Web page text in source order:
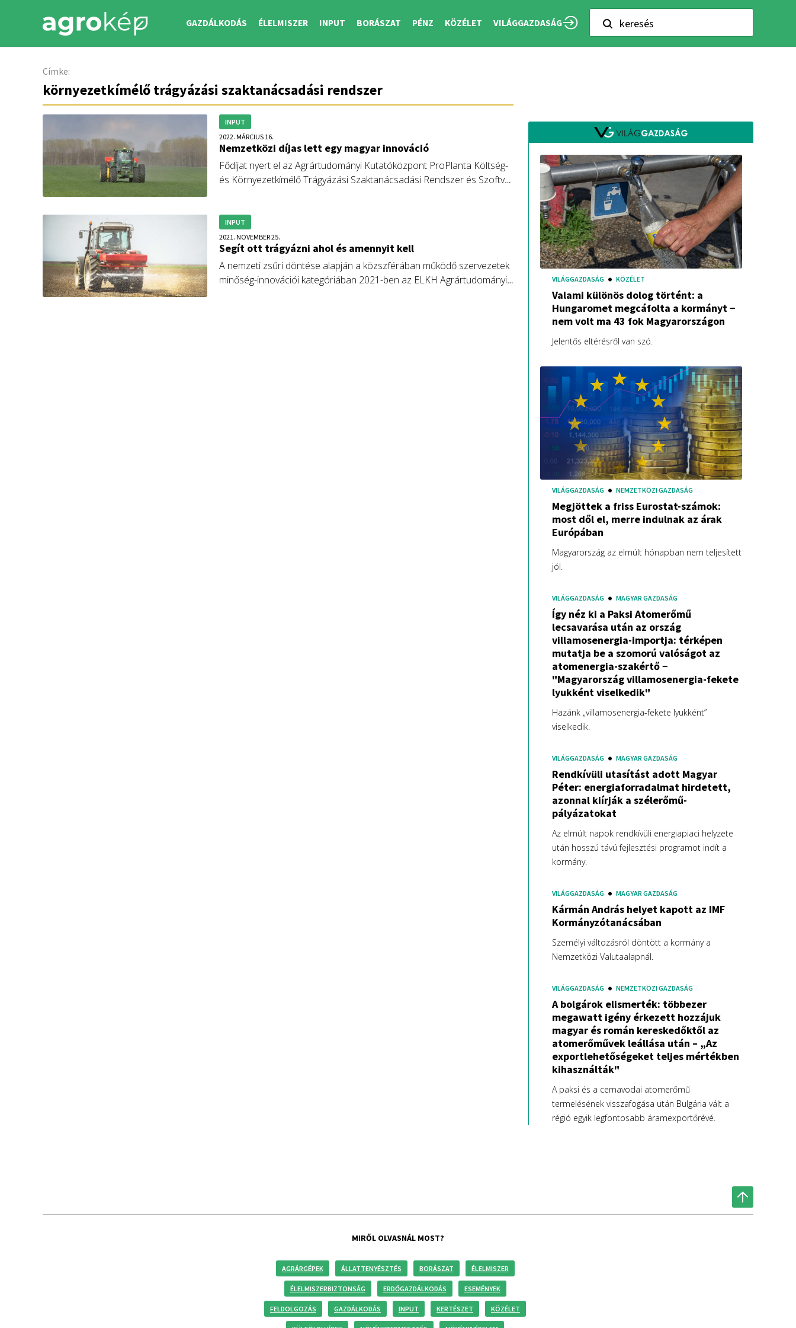
GAZDÁLKODÁS ÉLELMISZER INPUT BORÁSZAT PÉNZ KÖZÉLET VILÁGGAZDASÁG keresés
Címke:
környezetkímélő trágyázási szaktanácsadási rendszer
INPUT
2022. MÁRCIUS 16.
Nemzetközi díjas lett egy magyar innováció
Fődíjat nyert el az Agrártudományi Kutatóközpont ProPlanta Költség-
és Környezetkímélő Trágyázási Szaktanácsadási Rendszer és Szoftver
INPUT
2021. NOVEMBER 25.
Segít ott trágyázni ahol és amennyit kell
A nemzeti zsűri döntése alapján a közszférában működő szervezetek
minőség-innovációi kategóriában 2021-ben az ELKH Agrártudományi
VILÁGGAZDASÁG KÖZÉLET
Valami különös dolog történt: a
Hungaromet megcáfolta a kormányt −
nem volt ma 43 fok Magyarországon
Jelentős eltérésről van szó.
VILÁGGAZDASÁG NEMZETKÖZI GAZDASÁG
Megjöttek a friss Eurostat-számok:
most dől el, merre indulnak az árak
Európában
Magyarország az elmúlt hónapban nem teljesített
jól.
VILÁGGAZDASÁG MAGYAR GAZDASÁG
Így néz ki a Paksi Atomerőmű
lecsavarása után az ország
villamosenergia-importja: térképen
mutatja be a szomorú valóságot az
atomenergia-szakértő −
"Magyarország villamosenergia-fekete
lyukként viselkedik"
Hazánk „villamosenergia-fekete lyukként”
viselkedik.
VILÁGGAZDASÁG MAGYAR GAZDASÁG
Rendkívüli utasítást adott Magyar
Péter: energiaforradalmat hirdetett,
azonnal kiírják a szélerőmű-
pályázatokat
Az elmúlt napok rendkívüli energiapiaci helyzete
után hosszú távú fejlesztési programot indít a
kormány.
VILÁGGAZDASÁG MAGYAR GAZDASÁG
Kármán András helyet kapott az IMF
Kormányzótanácsában
Személyi változásról döntött a kormány a
Nemzetközi Valutaalapnál.
VILÁGGAZDASÁG NEMZETKÖZI GAZDASÁG
A bolgárok elismerték: többezer
megawatt igény érkezett hozzájuk
magyar és román kereskedőktől az
atomerőművek leállása után – „Az
exportlehetőségeket teljes mértékben
kihasználták"
A paksi és a cernavodai atomerőmű
termelésének visszafogása után Bulgária vált a
régió egyik legfontosabb áramexportőrévé.
MIRŐL OLVASNÁL MOST?
AGRÁRGÉPEK ÁLLATTENYÉSZTÉS BORÁSZAT ÉLELMISZER
ÉLELMISZERBIZTONSÁG ERDŐGAZDÁLKODÁS ESEMÉNYEK
FELDOLGOZÁS GAZDÁLKODÁS INPUT KERTÉSZET KÖZÉLET